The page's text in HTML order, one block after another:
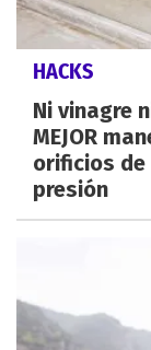
HACKS
Ni vinagre
MEJOR
orificios de
presión